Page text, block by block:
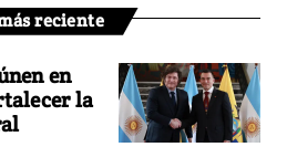
reciente
en
la